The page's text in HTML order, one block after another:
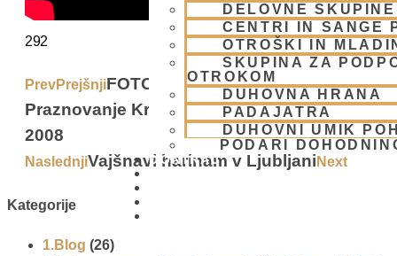
DELOVNE SKUPINE
CENTRI IN SANGE
OTROŠKI IN
SKUPINA ZA
OTROKOM
DUHOVNA HRANA
PADAJATRA
DUHOVNI UMIK
PODARI
DONIRAJ
292
PrevPrejšnjiFOTOREPORTAŽA –
Praznovanje Krišnovega rojstnega dne
2008
NaslednjiVajšnavi harinam v Ljubljani Next
Kategorije
1.Blog (26)